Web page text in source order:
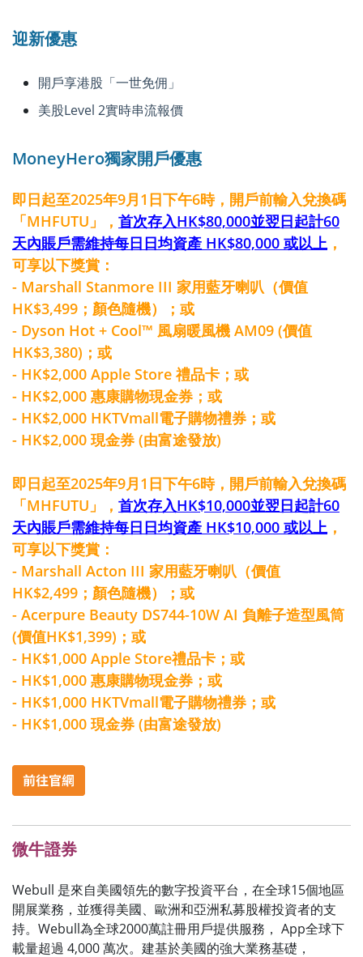
迎新優惠
開戶享港股「一世免佣」
美股Level 2實時串流報價
MoneyHero獨家開戶優惠
即日起至2025年9月1日下午6時，開戶前輸入兌換碼
「MHFUTU」， 首次存入HK$80,000並翌日起計60
天內賬戶需維持每日日均資產 HK$80,000 或以上 ，
可享以下獎賞：
- Marshall Stanmore III 家用藍牙喇叭（價值
HK$3,499；顏色隨機）；或
- Dyson Hot + Cool™ 風扇暖風機 AM09 (價值
HK$3,380)；或
- HK$2,000 Apple Store 禮品卡；或
- HK$2,000 惠康購物現金券；或
- HK$2,000 HKTVmall電子購物禮券；或
- HK$2,000 現金券 (由富途發放)
即日起至2025年9月1日下午6時，開戶前輸入兌換碼
「MHFUTU」， 首次存入HK$10,000並翌日起計60
天內賬戶需維持每日日均資產 HK$10,000 或以上 ，
可享以下獎賞：
- Marshall Acton III 家用藍牙喇叭（價值
HK$2,499；顏色隨機）；或
- Acerpure Beauty DS744-10W AI 負離子造型風筒
(價值HK$1,399)；或
- HK$1,000 Apple Store禮品卡；或
- HK$1,000 惠康購物現金券；或
- HK$1,000 HKTVmall電子購物禮券；或
- HK$1,000 現金券 (由富途發放)
微牛證券
Webull 是來自美國領先的數字投資平台，在全球15個地區
開展業務，並獲得美國、歐洲和亞洲私募股權投資者的支
持。 Webull為全球2000萬註冊用戶提供服務， App全球下
載量超過 4,000萬次。建基於美國的強大業務基礎，